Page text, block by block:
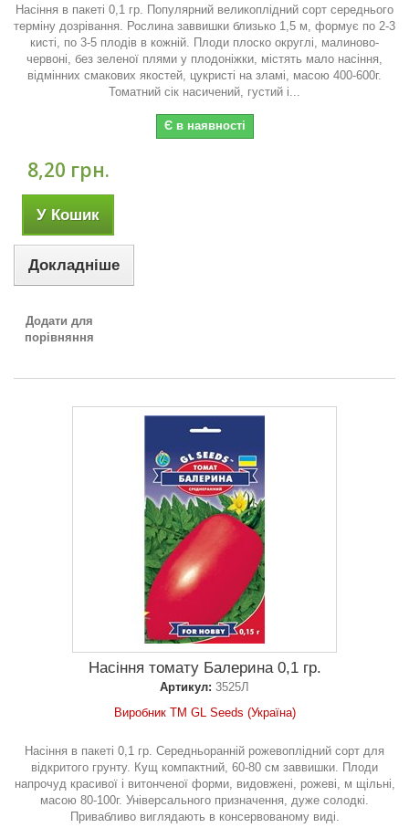
Насіння в пакеті 0,1 гр. Популярний великоплідний сорт середнього
терміну дозрівання. Рослина заввишки близько 1,5 м, формує по 2-3
кисті, по 3-5 плодів в кожній. Плоди плоско округлі, малиново-
червоні, без зеленої плями у плодоніжки, містять мало насіння,
відмінних смакових якостей, цукристі на зламі, масою 400-600г.
Томатний сік насичений, густий і...
Є в наявності
8,20 грн.
У Кошик
Докладніше
Додати для
порівняння
Насіння томату Балерина 0,1 гр.
Артикул: 3525Л
Виробник ТМ GL Seeds (Україна)
Насіння в пакеті 0,1 гр. Середньоранній рожевоплідний сорт для
відкритого грунту. Кущ компактний, 60-80 см заввишки. Плоди
напрочуд красивої і витонченої форми, видовжені, рожеві, м щільні,
масою 80-100г. Універсального призначення, дуже солодкі.
Привабливо виглядають в консервованому виді.